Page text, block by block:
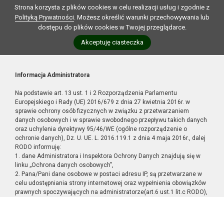
Strona korzysta z plików cookies w celu realizacji usług i zgodnie z
Polityką Prywatności. Możesz określić warunki przechowywania lub
dostępu do plików cookies w Twojej przeglądarce.
Akceptuję ciasteczka
Informacja Administratora
Na podstawie art. 13 ust. 1 i 2 Rozporządzenia Parlamentu
Europejskiego i Rady (UE) 2016/679 z dnia 27 kwietnia 2016r. w
sprawie ochrony osób fizycznych w związku z przetwarzaniem
danych osobowych i w sprawie swobodnego przepływu takich danych
oraz uchylenia dyrektywy 95/46/WE (ogólne rozporządzenie o
ochronie danych), Dz. U. UE. L. 2016.119.1 z dnia 4 maja 2016r., dalej
RODO informuję:
1. dane Administratora i Inspektora Ochrony Danych znajdują się w
linku „Ochrona danych osobowych”,
2. Pana/Pani dane osobowe w postaci adresu IP, są przetwarzane w
celu udostępniania strony internetowej oraz wypełnienia obowiązków
prawnych spoczywających na administratorze(art.6 ust.1 lit.c RODO),